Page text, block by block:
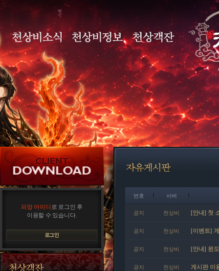
피망 아이디 로 로그인 후
이용할 수 있습니다.
번호 서버
공지 천상비 [안내] 첫
공지 천상비 [이벤트]
공지 천상비 [안내] 윈
공지 천상비 게시판 이